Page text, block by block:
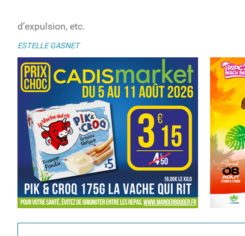
d’expulsion, etc.
ESTELLE GASNET